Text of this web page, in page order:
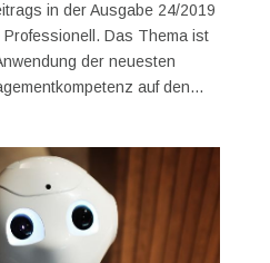
in der Ausgabe 24/2019
Das Thema ist
der neuesten
auf den...